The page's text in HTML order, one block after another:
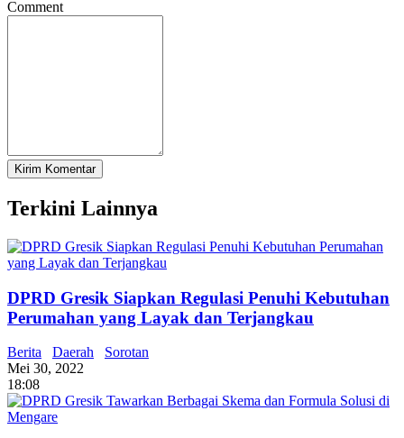
Comment
Terkini Lainnya
DPRD Gresik Siapkan Regulasi Penuhi Kebutuhan
Perumahan yang Layak dan Terjangkau
Berita Daerah
Sorotan
Mei 30, 2022
18:08